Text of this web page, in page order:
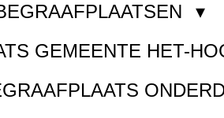
GEMEENTE HET-